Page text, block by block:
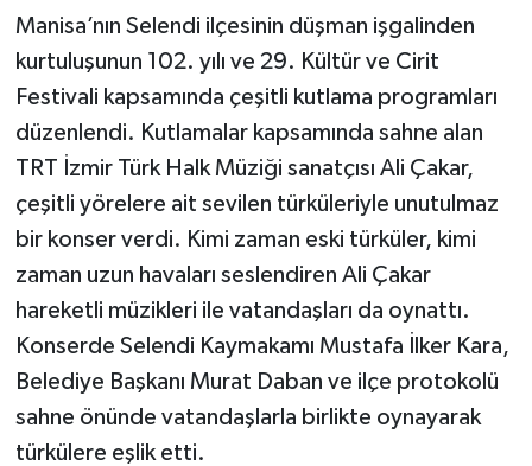
Manisa’nın Selendi ilçesinin düşman işgalinden
kurtuluşunun 102. yılı ve 29. Kültür ve Cirit
Festivali kapsamında çeşitli kutlama programları
düzenlendi. Kutlamalar kapsamında sahne alan
TRT İzmir Türk Halk Müziği sanatçısı Ali Çakar,
çeşitli yörelere ait sevilen türküleriyle unutulmaz
bir konser verdi. Kimi zaman eski türküler, kimi
zaman uzun havaları seslendiren Ali Çakar
hareketli müzikleri ile vatandaşları da oynattı.
Konserde Selendi Kaymakamı Mustafa İlker Kara,
Belediye Başkanı Murat Daban ve ilçe protokolü
sahne önünde vatandaşlarla birlikte oynayarak
türkülere eşlik etti.